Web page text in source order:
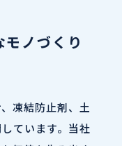
ノづくり
凍結防止剤、土
ています。当社